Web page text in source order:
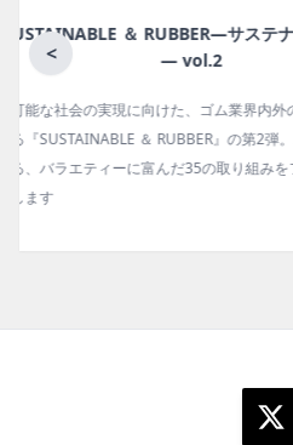
< 月刊ラバーイン
ゴム報知新聞の姉妹誌。ゴム・
の動向、新製品・技術、原材料
タビュー、海外企業情報、統計